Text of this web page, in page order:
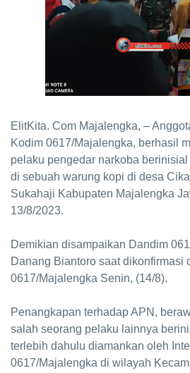
ElitKita. Com Majalengka, –
Kodim 0617/Majalengka, berhasil
pelaku pengedar narkoba
di sebuah warung kopi di desa
Sukahaji Kabupaten Majalengka
13/8/2023.
Demikian disampaikan Dandim
Danang Biantoro saat dikonfirmasi
0617/Majalengka Senin, (14/8).
Penangkapan terhadap APN,
salah seorang pelaku lainnya
terlebih dahulu diamankan oleh
0617/Majalengka di wilayah